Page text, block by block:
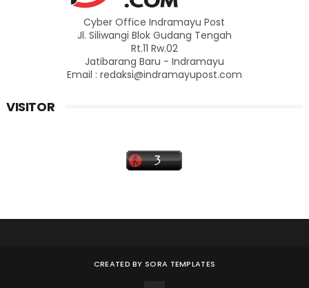
Cyber Office Indramayu Post
Jl. Siliwangi Blok Gudang Tengah
Rt.11 Rw.02
Jatibarang Baru - Indramayu
Email : redaksi@indramayupost.com
VISITOR
CREATED BYSORA TEMPLATES